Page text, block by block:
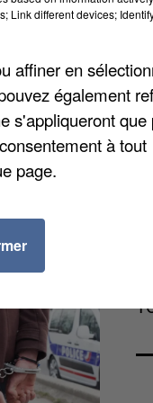
la
ont
a survolé
train pour
Link different devices;
affiner en
également
s'appliqueront que
à tout
page.